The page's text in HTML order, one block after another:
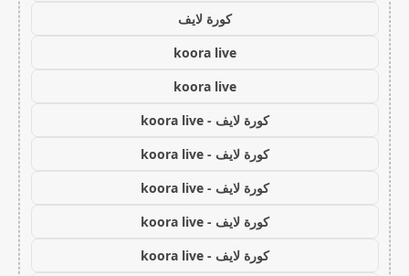
كورة لايف
koora live
koora live
كورة لايف - koora live
كورة لايف - koora live
كورة لايف - koora live
كورة لايف - koora live
كورة لايف - koora live